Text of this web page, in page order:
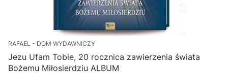
RAFAEL - DOM WYDAWNICZY
Jezu Ufam Tobie, 20 rocznica zawierzenia świata
Bożemu Miłosierdziu ALBUM